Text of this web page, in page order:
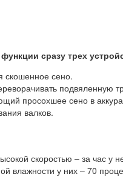
сразу трех
скошенное сено.
подвяленную
просохшее сено в
валков.
скоростью – за час у
влажности у них – 70